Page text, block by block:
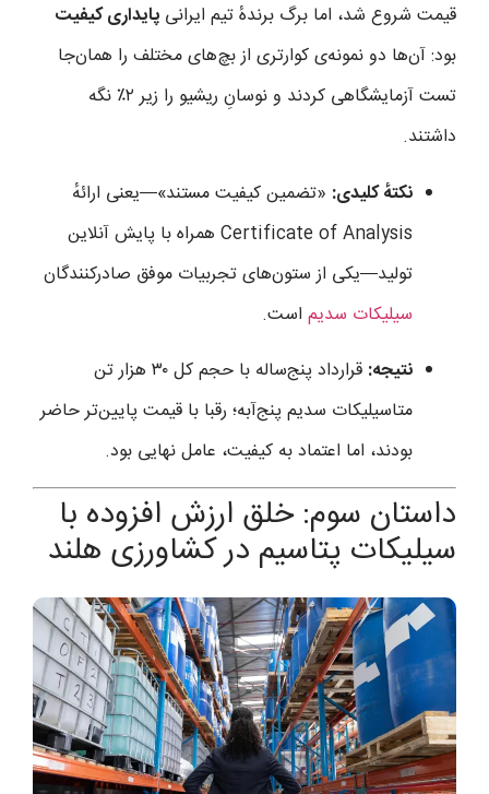
قیمت شروع شد، اما برگ برندهٔ تیم ایرانی پایداری کیفیت
بود: آن‌ها دو نمونه‌ی کوارتری از بچ‌های مختلف را همان‌جا
تست آزمایشگاهی کردند و نوسانِ ریشیو را زیر ۲٪ نگه
داشتند.
نکتهٔ کلیدی: «تضمین کیفیت مستند»—یعنی ارائهٔ
Certificate of Analysis همراه با پایش آنلاین
تولید—یکی از ستون‌های تجربیات موفق صادرکنندگان
سیلیکات سدیم است.
نتیجه:
قرارداد پنج‌ساله با حجم کل ۳۰ هزار تن
متاسیلیکات سدیم پنج‌آبه؛ رقبا با قیمت پایین‌تر حاضر
بودند، اما اعتماد به کیفیت، عامل نهایی بود.
داستان سوم: خلق ارزش افزوده با
سیلیکات پتاسیم در کشاورزی هلند